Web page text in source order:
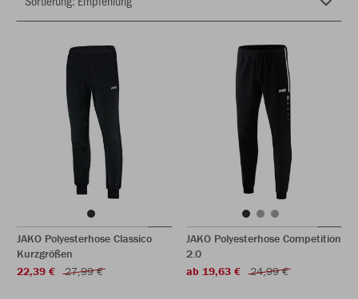
JAKO Polyesterhose Classico
Kurzgrößen
22,39 €
27,99 €
JAKO Polyesterhose Competition
2.0
ab 19,63 €
24,99 €